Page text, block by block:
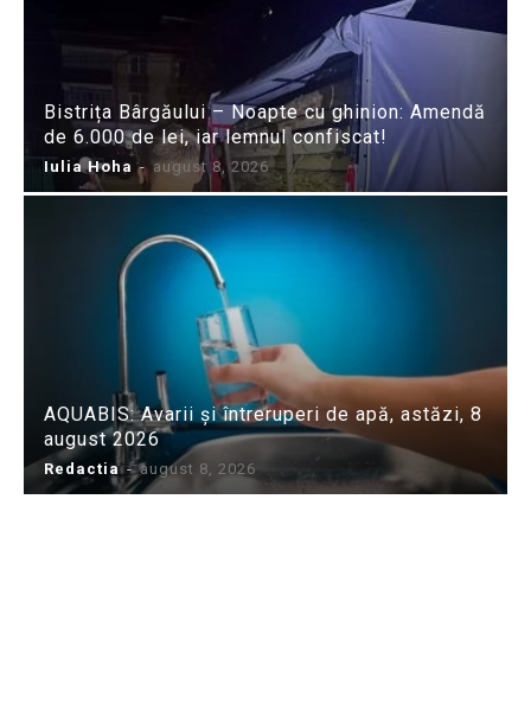
Bistrița Bârgăului – Noapte cu ghinion: Amendă
de 6.000 de lei, iar lemnul confiscat!
Iulia Hoha - august 8, 2026
AQUABIS: Avarii și întreruperi de apă, astăzi, 8
august 2026
Redactia - august 8, 2026